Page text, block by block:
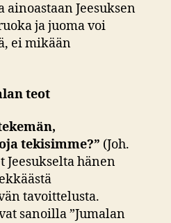
Jeesuksen
ja juoma voi
ei mikään
teot
tekisimme?” (Joh.
hänen
tavoittelusta.
sanoilla ”Jumalan